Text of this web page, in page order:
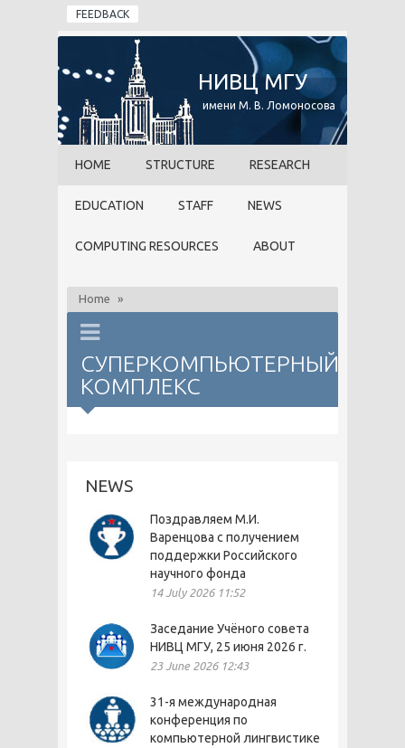
Skip to main content
FEEDBACK
НИВЦ МГУ
имени М. В. Ломоносова
HOME STRUCTURE RESEARCH
EDUCATION STAFF NEWS
COMPUTING RESOURCES ABOUT
Home »
СУПЕРКОМПЬЮТЕРНЫЙ
КОМПЛЕКС
NEWS
Поздравляем М.И.
Варенцова с получением
поддержки Российского
научного фонда
14 July 2026 11:52
Заседание Учёного совета
НИВЦ МГУ, 25 июня 2026 г.
23 June 2026 12:43
31-я международная
конференция по
компьютерной лингвистике